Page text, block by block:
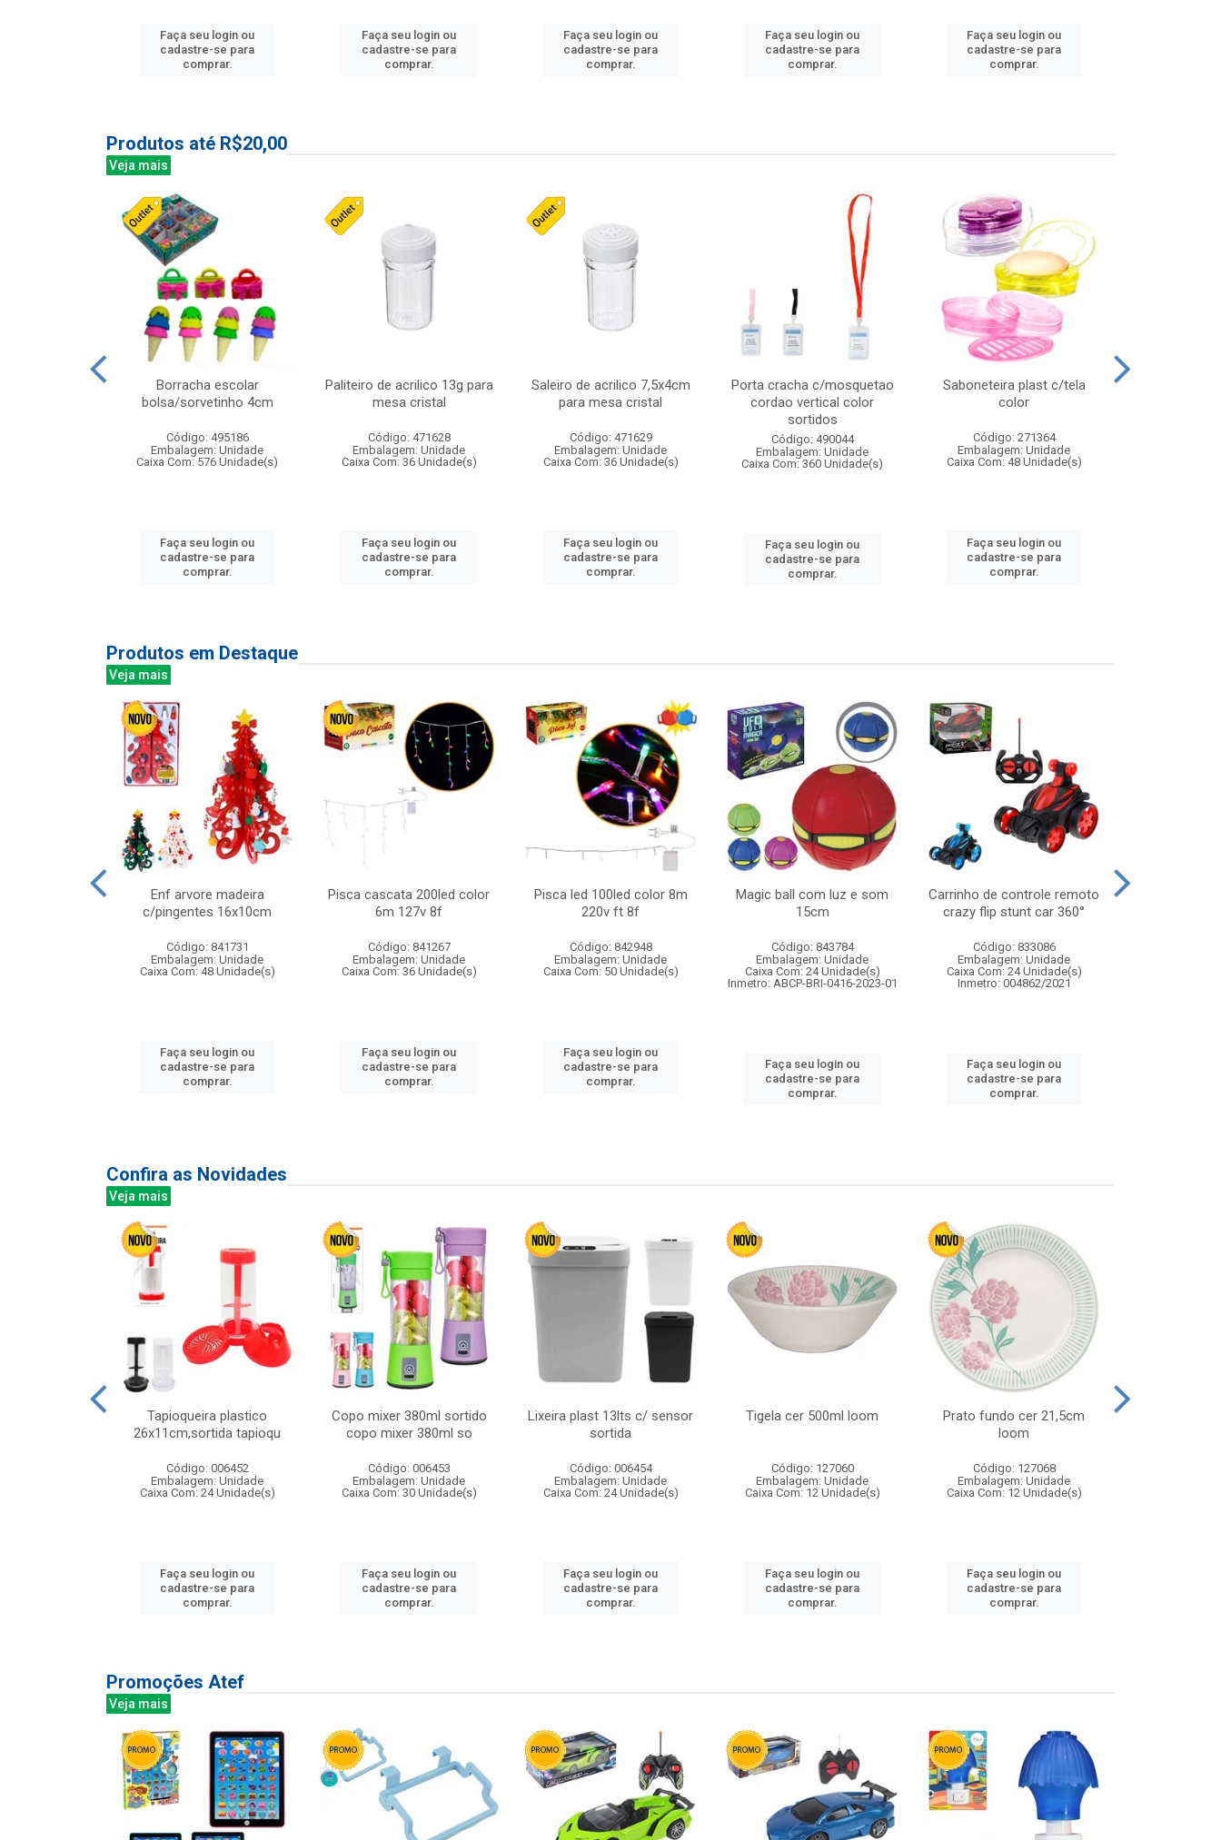
Faça seu login ou
cadastre-se para
comprar.
Faça seu login ou
cadastre-se para
comprar.
Faça seu login ou
cadastre-se para
comprar.
Faça seu login ou
cadastre-se para
comprar.
Faça seu login ou
cadastre-se para
comprar.
Produtos até R$20,00
Veja mais
Borracha escolar
bolsa/sorvetinho 4cm
Código: 495186
Embalagem: Unidade
Caixa Com: 576 Unidade(s)
Faça seu login ou
cadastre-se para
comprar.
Paliteiro de acrilico 13g para
mesa cristal
Código: 471628
Embalagem: Unidade
Caixa Com: 36 Unidade(s)
Faça seu login ou
cadastre-se para
comprar.
Saleiro de acrilico 7,5x4cm
para mesa cristal
Código: 471629
Embalagem: Unidade
Caixa Com: 36 Unidade(s)
Faça seu login ou
cadastre-se para
comprar.
Porta cracha c/mosquetao
cordao vertical color
sortidos
Código: 490044
Embalagem: Unidade
Caixa Com: 360 Unidade(s)
Faça seu login ou
cadastre-se para
comprar.
Saboneteira plast c/tela
color
Código: 271364
Embalagem: Unidade
Caixa Com: 48 Unidade(s)
Faça seu login ou
cadastre-se para
comprar.
Produtos em Destaque
Veja mais
Enf arvore madeira
c/pingentes 16x10cm
Código: 841731
Embalagem: Unidade
Caixa Com: 48 Unidade(s)
Faça seu login ou
cadastre-se para
comprar.
Pisca cascata 200led color
6m 127v 8f
Código: 841267
Embalagem: Unidade
Caixa Com: 36 Unidade(s)
Faça seu login ou
cadastre-se para
comprar.
Pisca led 100led color 8m
220v ft 8f
Código: 842948
Embalagem: Unidade
Caixa Com: 50 Unidade(s)
Faça seu login ou
cadastre-se para
comprar.
Magic ball com luz e som
15cm
Código: 843784
Embalagem: Unidade
Caixa Com: 24 Unidade(s)
Inmetro: ABCP-BRI-0416-2023-01
Faça seu login ou
cadastre-se para
comprar.
Carrinho de controle remoto
crazy flip stunt car 360°
Código: 833086
Embalagem: Unidade
Caixa Com: 24 Unidade(s)
Inmetro: 004862/2021
Faça seu login ou
cadastre-se para
comprar.
Confira as Novidades
Veja mais
Tapioqueira plastico
26x11cm,sortida tapioqu
Código: 006452
Embalagem: Unidade
Caixa Com: 24 Unidade(s)
Faça seu login ou
cadastre-se para
comprar.
Copo mixer 380ml sortido
copo mixer 380ml so
Código: 006453
Embalagem: Unidade
Caixa Com: 30 Unidade(s)
Faça seu login ou
cadastre-se para
comprar.
Lixeira plast 13lts c/ sensor
sortida
Código: 006454
Embalagem: Unidade
Caixa Com: 24 Unidade(s)
Faça seu login ou
cadastre-se para
comprar.
Tigela cer 500ml loom
Código: 127060
Embalagem: Unidade
Caixa Com: 12 Unidade(s)
Faça seu login ou
cadastre-se para
comprar.
Prato fundo cer 21,5cm
loom
Código: 127068
Embalagem: Unidade
Caixa Com: 12 Unidade(s)
Faça seu login ou
cadastre-se para
comprar.
Promoções Atef
Veja mais